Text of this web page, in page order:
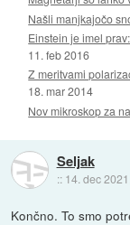
Našli manjkajočo
Einstein je imel
11. feb 2016
Z meritvami
18. mar 2014
Nov mikroskop za
Seljak
:: 14. dec
Končno. To smo